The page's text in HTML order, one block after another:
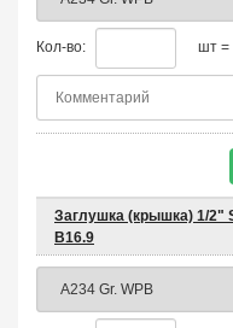
Кол-во: шт =
Заглушка (крышка) 1/2"
B16.9